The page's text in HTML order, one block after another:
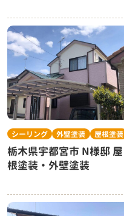
シーリング 外壁塗装 屋根塗装
栃木県宇都宮市 N様邸 屋
根塗装・外壁塗装